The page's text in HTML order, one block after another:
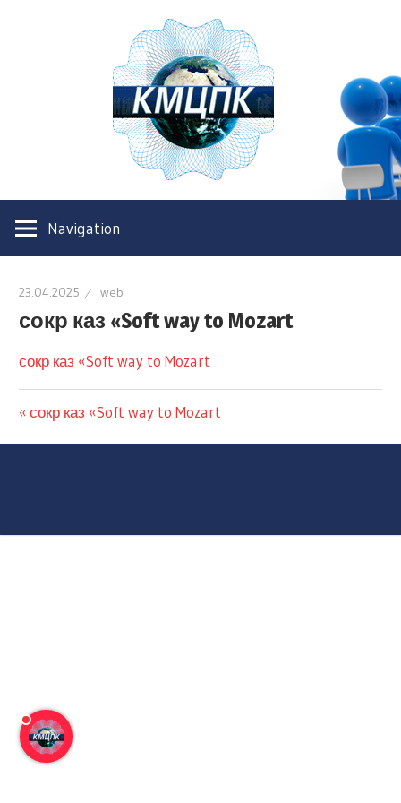
центр
центр
квалификации
Navigation
23.04.2025 web
сокр каз «Soft way to Mozart
сокр каз «Soft way to Mozart
сокр каз «Soft way to Mozart